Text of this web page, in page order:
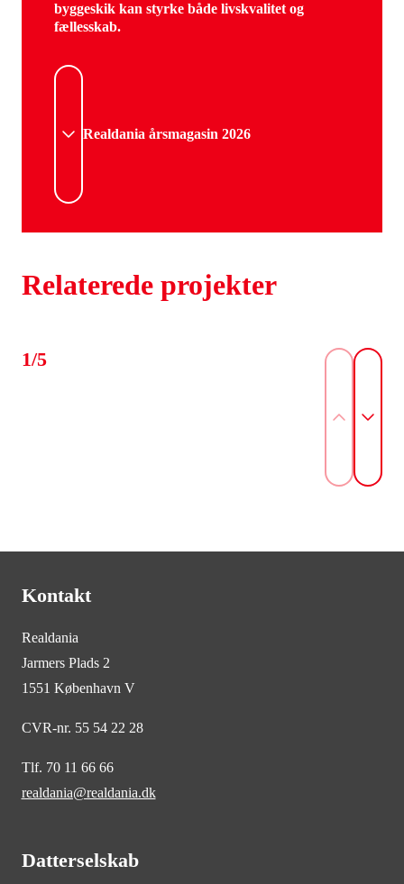
byggeskik kan styrke både livskvalitet og
fællesskab.
Realdania årsmagasin 2026
Relaterede projekter
1/5
Kontakt
Realdania
Jarmers Plads 2
1551 København V
CVR-nr. 55 54 22 28
Tlf. 70 11 66 66
realdania@realdania.dk
Datterselskab